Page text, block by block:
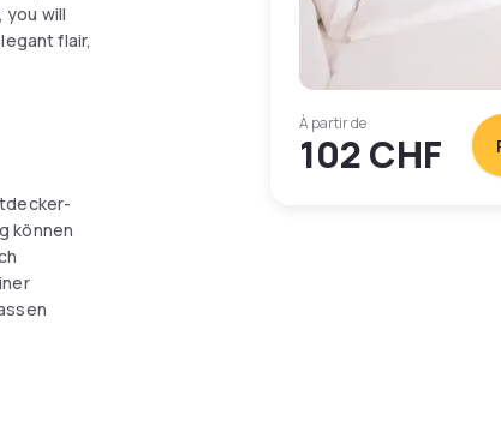
you will
flair,
können
À partir de
102 CHF